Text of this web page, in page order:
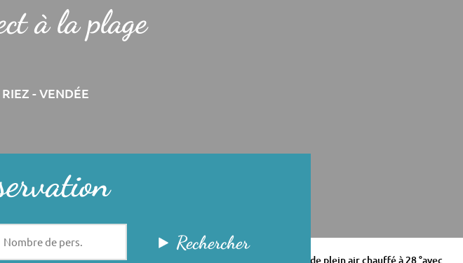
à la plage
- VENDÉE
Rechercher
Pomme de Pin met à votre disposition un espace aquatique de plein air chauffé à 28 °avec